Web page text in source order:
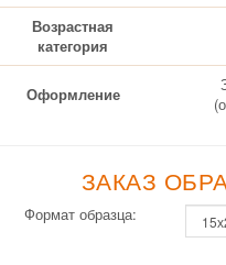
Возрастная
категория
Оформление
ЗАКАЗ
Формат образца: